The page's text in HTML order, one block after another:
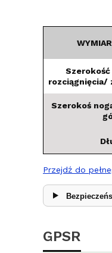
rozciągnięcia/
Szerokoś
Przejdź do
GPSR